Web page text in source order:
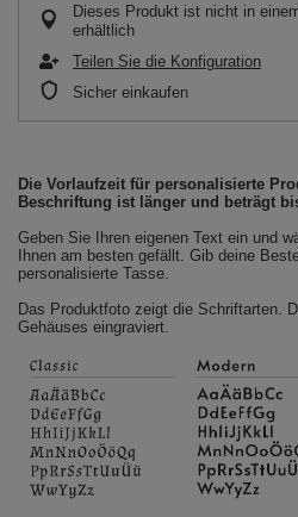
Dieses Produkt ist nicht in
erhältlich
Teilen Sie die Konfiguration
Sicher einkaufen
Die Vorlaufzeit für personalisierte
Beschriftung ist länger und beträgt
Geben Sie Ihren eigenen Text ein und
Ihnen am besten gefällt. Gib deine
personalisierte Tasse.
Das Produktfoto zeigt die Schriftarten.
Gehäuses eingraviert.